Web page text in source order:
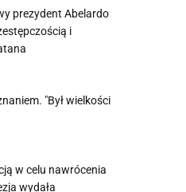
prezydent Abelardo
i
"Był wielkości
w celu nawrócenia
wydała